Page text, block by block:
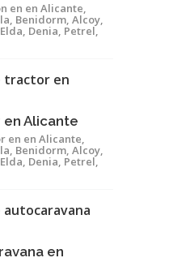
en en Alicante,
Benidorm, Alcoy,
Denia, Petrel,
Alicante
en en Alicante,
Benidorm, Alcoy,
Denia, Petrel,
en